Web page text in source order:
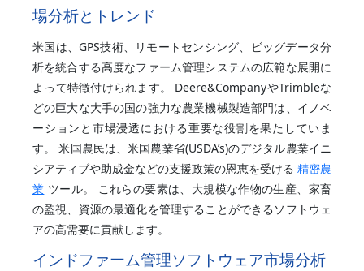
場分析とトレンド
米国は、GPS技術、リモートセンシング、ビッグデータ分
析を統合する高度なファーム管理システムの広範な展開に
よって特徴付けられます。 Deere&CompanyやTrimbleな
どの巨大な大手の国の強力な農業機械製造部門は、イノベ
ーションと市場浸透における重要な役割を果たしていま
す。 米国農民は、米国農業省(USDA’s)のデジタル農業イニ
シアティブや助成金などの支援政策の恩恵を受ける 精密農
業 ツール。 これらの要素は、大規模な作物の生産、家畜
の監視、資源の最適化を管理することができるソフトウェ
アの高需要に貢献します。
インドファーム管理ソフトウェア市場分析